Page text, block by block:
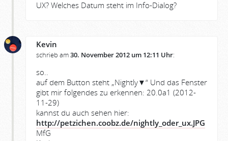
UX? Welches Datum steht im Info-Dialog?
Kevin
schrieb am30. November 2012 um 12:11 Uhr:
so..
auf dem Button steht „Nightly▼“ Und das Fenster
gibt mir folgendes zu erkennen: 20.0a1 (2012-
11-29)
kannst du auch sehen hier:
http://petzichen.coobz.de/nightly_oder_ux.JPG
MfG